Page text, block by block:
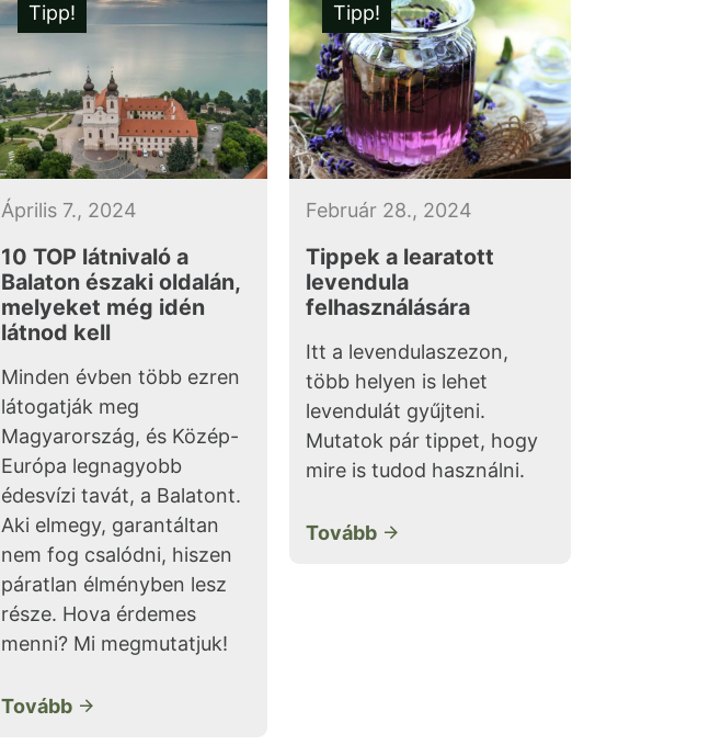
Tipp!
Április 7., 2024
10 TOP látnivaló a
Balaton északi oldalán,
melyeket még idén
látnod kell
Minden évben több ezren
látogatják meg
Magyarország, és Közép-
Európa legnagyobb
édesvízi tavát, a Balatont.
Aki elmegy, garantáltan
nem fog csalódni, hiszen
páratlan élményben lesz
része. Hova érdemes
menni? Mi megmutatjuk!
Tovább
Tipp!
Február 28., 2024
Tippek a learatott
levendula
felhasználására
Itt a levendulaszezon,
több helyen is lehet
levendulát gyűjteni.
Mutatok pár tippet, hogy
mire is tudod használni.
Tovább